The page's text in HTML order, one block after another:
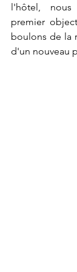
l'hôtel,
premier
boulons de la
d'un nouveau